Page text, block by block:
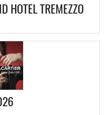
HOTEL TREMEZZO